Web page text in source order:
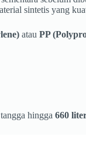
sintetis yang
atau PP
hingga 660